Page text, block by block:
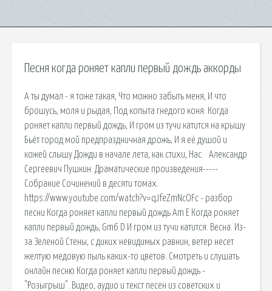
Песня когда роняет капли первый дождь аккорды
А ты думал - я тоже такая, Что можно забыть меня, И что
брошусь, моля и рыдая, Под копыта гнедого коня. Когда
роняет капли первый дождь, И гром из тучи катится на крышу
Бьёт город мой предпраздничная дрожь, И я её душой и
кожей слышу Дожди в начале лета, как стихи, Нас. · Александр
Сергеевич Пушкин. Драматические произведения-----
Собрание Сочинений в десяти томах.
https://www.youtube.com/watch?v=qJfeZmNcOFc - разбор
песни Когда роняет капли первый дождь Am E Когда роняет
капли первый дождь, Gm6 D И гром из тучи катится. Весна. Из-
за Зеленой Стены, с диких невидимых равнин, ветер несет
желтую медовую пыль каких-то цветов. Смотреть и слушать
онлайн песню Когда роняет капли первый дождь -
"Розыгрыш". Видео, аудио и текст песен из советских и